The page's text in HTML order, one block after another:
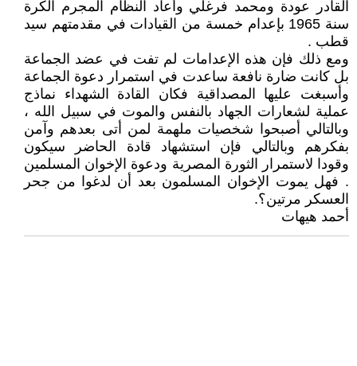
القادر عودة ومحمد فرغلي وأعاد النظام المجرم الكرة
سنة 1965 بإعدام خمسة من القيادات في مقدمتهم سيد
قطب .
ومع ذلك فإن هذه الإعدامات لم تفت في عضد الجماعة
بل كانت ضارة نافعة ساعدت في استمرار دعوة الجماعة
وأسبغت عليها المصداقية فكان القادة الشهداء نماذج
عملية لشعارات الجهاد بالنفس والموت في سبيل الله ،
وبالتالي أصبحوا شخصيات ملهمة لمن أتى بعدهم وآمن
بفكرهم وبالتالي فإن استشهاد قادة الحاضر سيكون
وقودا لاستمرار الثورة المصرية ودعوة الإخوان المسلمين
. فهل يموت الإخوان المسلمون بعد أن لدغوا من جحر
العسكر مرتين؟.
أحمد هيهات